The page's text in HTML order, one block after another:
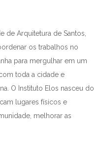
de Arquitetura de Santos,
os trabalhos no
para mergulhar em um
toda a cidade e
O Instituto Elos nasceu do
lugares físicos e
melhorar as